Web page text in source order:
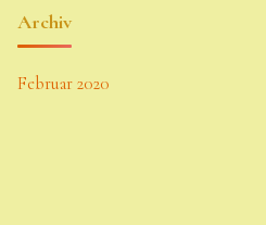
Archiv
Februar 2020